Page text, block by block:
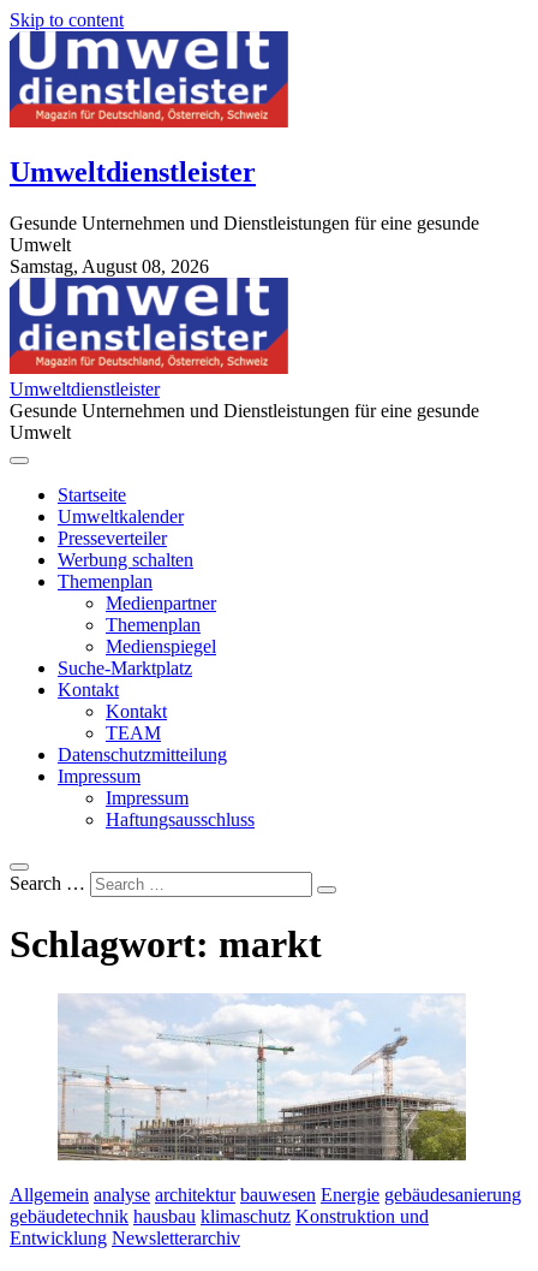
Skip to content
Umweltdienstleister
Gesunde Unternehmen und Dienstleistungen für eine gesunde
Umwelt
Samstag, August 08, 2026
StuttgartApotheke.com
Umweltdienstleister
Gesunde Unternehmen und Dienstleistungen für eine gesunde
Umwelt
Startseite
Umweltkalender
Presseverteiler
Werbung schalten
Themenplan
Medienpartner
Themenplan
Medienspiegel
Suche-Marktplatz
Kontakt
Kontakt
TEAM
Datenschutzmitteilung
Impressum
Impressum
Haftungsausschluss
Search …
Schlagwort: markt
Allgemein analyse architektur bauwesen Energie gebäudesanierung
gebäudetechnik hausbau klimaschutz Konstruktion und
Entwicklung Newsletterarchiv